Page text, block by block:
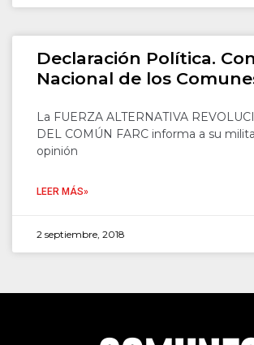
Declaración Política.
Nacional de los
La FUERZA ALTERNATIVA
DEL COMÚN FARC informa a su
opinión
LEER MÁS»
2 septiembre, 2018